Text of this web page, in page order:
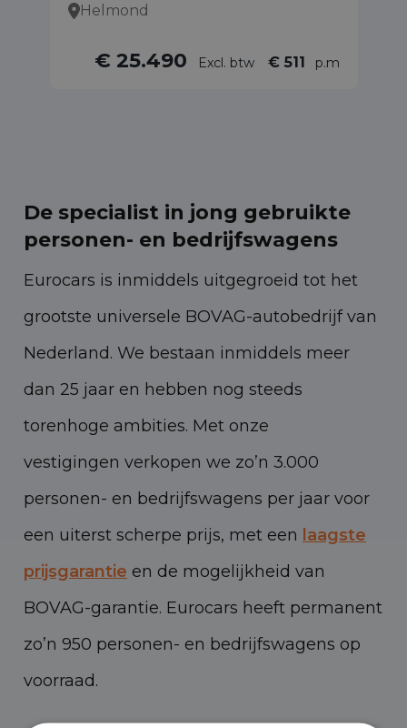
Helmond
€ 25.490 Excl. btw € 511 p.m
De specialist in jong gebruikte
personen- en bedrijfswagens
Eurocars is inmiddels uitgegroeid tot het
grootste universele BOVAG-autobedrijf van
Nederland. We bestaan inmiddels meer
dan 25 jaar en hebben nog steeds
torenhoge ambities. Met onze
vestigingen verkopen we zo’n 3.000
personen- en bedrijfswagens per jaar voor
een uiterst scherpe prijs, met een laagste
prijsgarantie en de mogelijkheid van
BOVAG-garantie. Eurocars heeft permanent
zo’n 950 personen- en bedrijfswagens op
voorraad.